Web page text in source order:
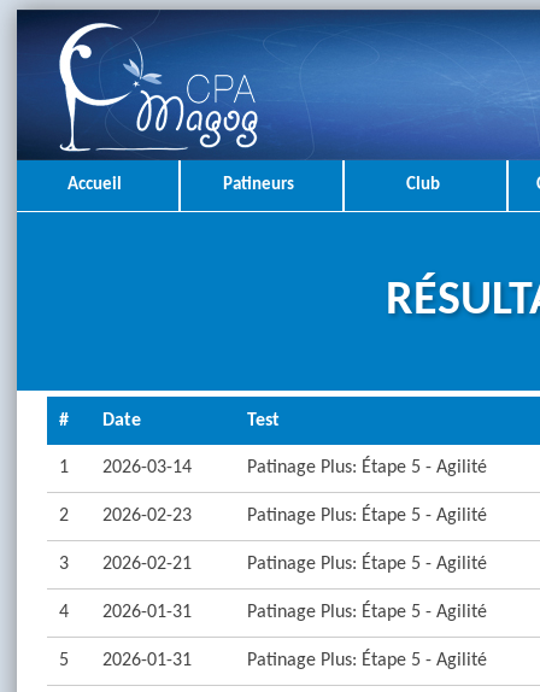
Accueil Patineurs Club
# Date Test
1 2026-03-14 Patinage Plus: Étape 5 - Agilité
2 2026-02-23 Patinage Plus: Étape 5 - Agilité
3 2026-02-21 Patinage Plus: Étape 5 - Agilité
4 2026-01-31 Patinage Plus: Étape 5 - Agilité
5 2026-01-31 Patinage Plus: Étape 5 - Agilité